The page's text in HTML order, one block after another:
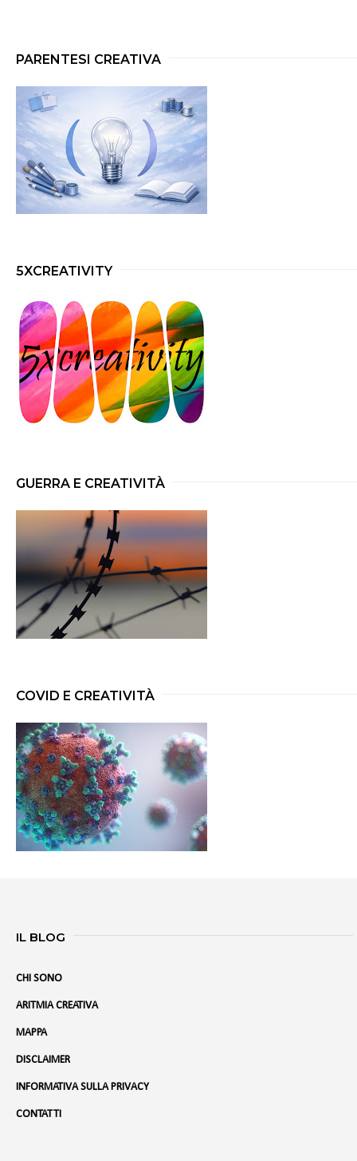
PARENTESI CREATIVA
5XCREATIVITY
GUERRA E CREATIVITÀ
COVID E CREATIVITÀ
IL BLOG
CHI SONO
ARITMIA CREATIVA
MAPPA
DISCLAIMER
INFORMATIVA SULLA PRIVACY
CONTATTI